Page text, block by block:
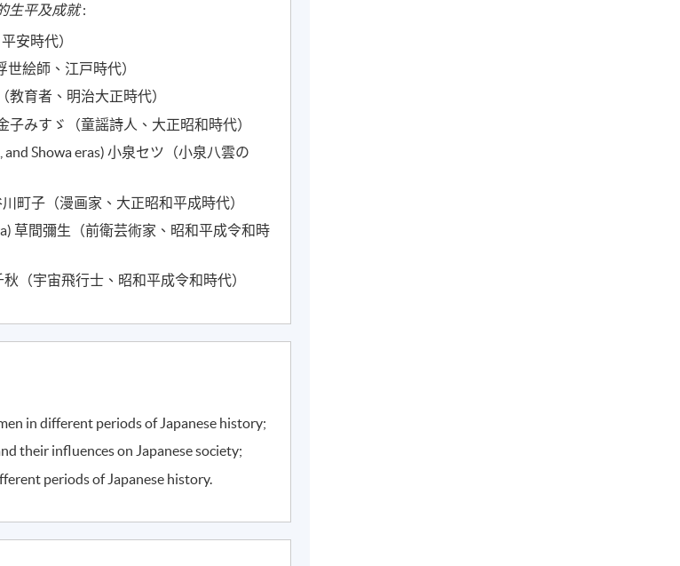
生平及成就:
、平安時代）
世絵師、江戸時代）
教育者、明治大正時代）
子みすゞ（童謡詩人、大正昭和時代）
and Showa eras) 小泉セツ（小泉八雲の
川町子（漫画家、大正昭和平成時代）
草間彌生（前衛芸術家、昭和平成令和時
（宇宙飛行士、昭和平成令和時代）
in different periods of Japanese history;
their influences on Japanese society;
periods of Japanese history.